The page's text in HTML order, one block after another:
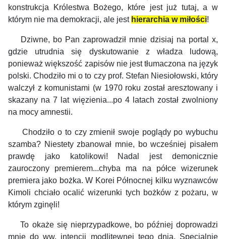
konstrukcja Królestwa Bożego, które jest już tutaj, a w
którym nie ma demokracji, ale jest hierarchia w miłości!
Dziwne, bo Pan zaprowadził mnie dzisiaj na portal x,
gdzie utrudnia się dyskutowanie z władza ludową,
ponieważ większość zapisów nie jest tłumaczona na język
polski. Chodziło mi o to czy prof. Stefan Niesiołowski, który
walczył z komunistami (w1970 roku został aresztowany i
skazany na 7 lat więzienia...po 4 latach został zwolniony
na mocy amnestii.
Chodziło o to czy zmienił swoje poglądy po wybuchu
szamba? Niestety zbanował mnie, bo wcześniej pisałem
prawdę jako katolikowi! Nadal jest demonicznie
zauroczony premierem...chyba ma na półce wizerunek
premiera jako bożka. W Korei Północnej kilku wyznawców
Kimoli chciało ocalić wizerunki tych bożków z pożaru, w
którym zginęli!
To okaże się nieprzypadkowe, bo później doprowadzi
mnie do ww. intencji modlitewnej tego dnia. Specjalnie